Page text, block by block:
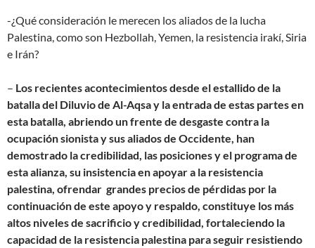
-¿Qué consideración le merecen los aliados de la lucha
Palestina, como son Hezbollah, Yemen, la resistencia irakí, Siria
e Irán?
– Los recientes acontecimientos desde el estallido de la
batalla del Diluvio de Al-Aqsa y la entrada de estas partes en
esta batalla, abriendo un frente de desgaste contra la
ocupación sionista y sus aliados de Occidente, han
demostrado la credibilidad, las posiciones y el programa de
esta alianza, su insistencia en apoyar a la resistencia
palestina, ofrendar grandes precios de pérdidas por la
continuación de este apoyo y respaldo, constituye los más
altos niveles de sacrificio y credibilidad, fortaleciendo la
capacidad de la resistencia palestina para seguir resistiendo